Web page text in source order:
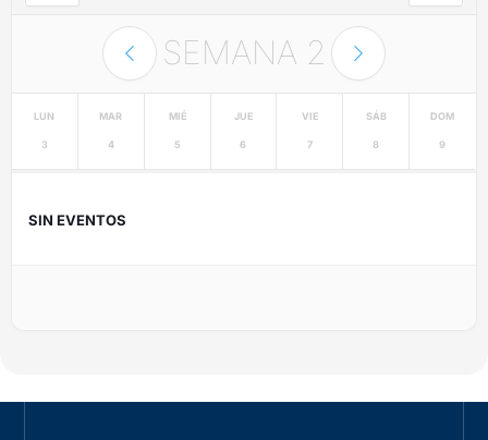
SEMANA 2
LUN
3
MAR
4
MIÉ
5
JUE
6
VIE
7
SÁB
8
DOM
9
SIN EVENTOS